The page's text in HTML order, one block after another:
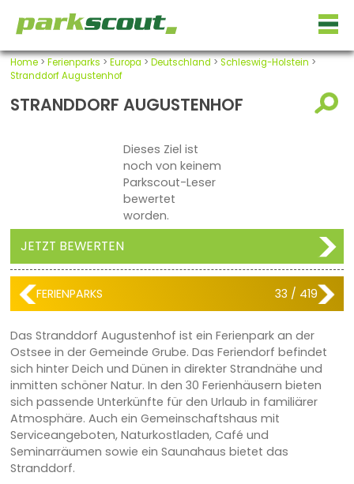
Home> Ferienparks > Europa > Deutschland > Schleswig-Holstein >
Stranddorf Augustenhof
STRANDDORF AUGUSTENHOF
Dieses Ziel ist
noch von keinem
Parkscout-Leser
bewertet
worden.
JETZT BEWERTEN
FERIENPARKS 33 / 419
Das Stranddorf Augustenhof ist ein Ferienpark an der
Ostsee in der Gemeinde Grube. Das Feriendorf befindet
sich hinter Deich und Dünen in direkter Strandnähe und
inmitten schöner Natur. In den 30 Ferienhäusern bieten
sich passende Unterkünfte für den Urlaub in familiärer
Atmosphäre. Auch ein Gemeinschaftshaus mit
Serviceangeboten, Naturkostladen, Café und
Seminarräumen sowie ein Saunahaus bietet das
Stranddorf.